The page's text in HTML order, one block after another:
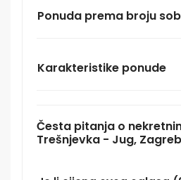
Ponuda prema broju
Karakteristike ponude
Česta pitanja o
Trešnjevka - Jug, Zagreb